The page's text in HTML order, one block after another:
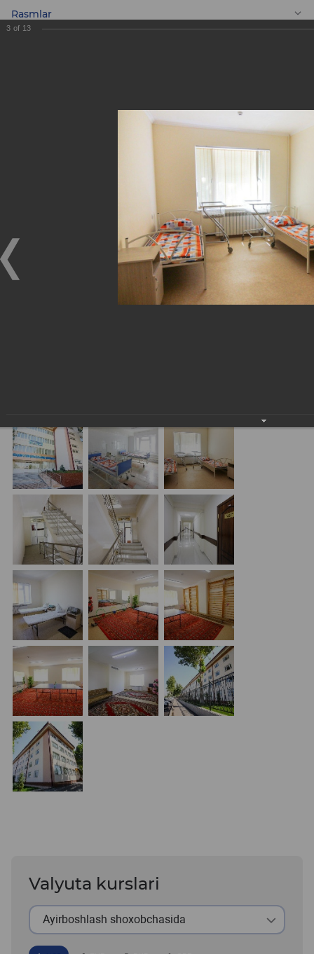
Rasmlar
klinik shifoxonasini
kapital ta’mirlash
ishlari yakunlandi
Shahar 3-son bolalar klinik shifoxonasini kapital
ta’mirlash ishlari yakunlandi
31.08.2017
2015 yil boshida «ASIA ALLIANCE BANK» aksiyadorlik
tijorat banki Toshkent shahrida davolash muassasasini
Valyuta kurslari
Ayirboshlash shoxobchasida
3 of 13